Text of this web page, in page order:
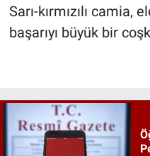
Sarı-kırmızılı camia,
başarıyı büyük bir